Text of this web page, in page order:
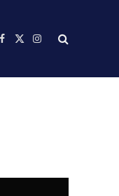
Facebook
X
Instagram